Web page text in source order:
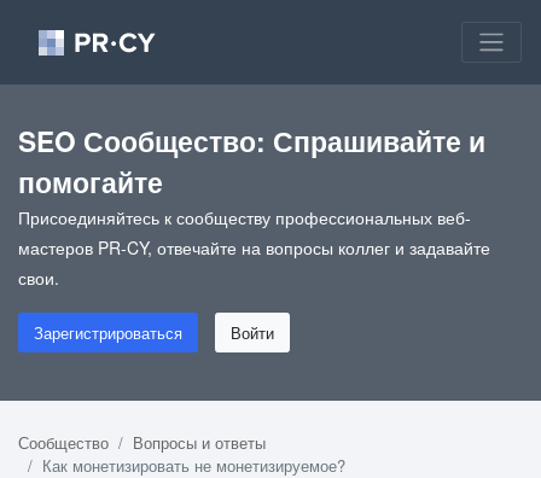
SEO Сообщество: Спрашивайте и
помогайте
Присоединяйтесь к сообществу профессиональных веб-
мастеров PR-CY, отвечайте на вопросы коллег и задавайте
свои.
Зарегистрироваться Войти
Сообщество
Вопросы и ответы
Как монетизировать не монетизируемое?